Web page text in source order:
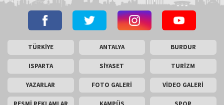
TÜRKİYE ANTALYA BURDUR
ISPARTA SİYASET TURİZM
YAZARLAR FOTO GALERİ VİDEO GALERİ